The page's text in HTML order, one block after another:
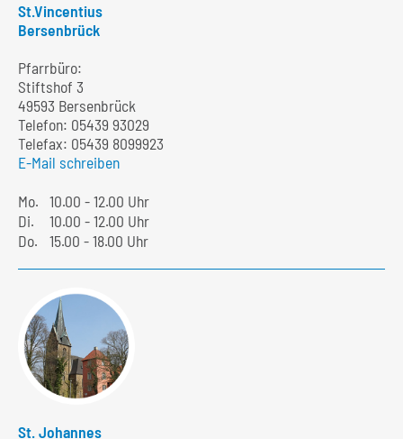
St.Vincentius
Bersenbrück
Pfarrbüro:
Stiftshof 3
49593 Bersenbrück
Telefon: 05439 93029
Telefax: 05439 8099923
E-Mail schreiben
Mo. 10.00 - 12.00 Uhr
Di.
10.00 - 12.00 Uhr
Do.
15.00 - 18.00 Uhr
St. Johannes